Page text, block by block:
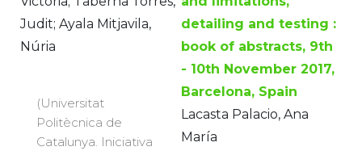
Judit; Ayala Mitjavila,
Núria
(Universitat
Politècnica de
Catalunya. Iniciativa
detailing and testing :
book of abstracts, 9th
- 10th November 2017,
Barcelona, Spain
Lacasta Palacio, Ana
María